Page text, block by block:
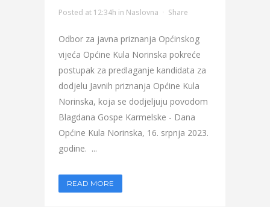
Posted at 12:34h in Naslovna Share
Odbor za javna priznanja Općinskog
vijeća Općine Kula Norinska pokreće
postupak za predlaganje kandidata za
dodjelu Javnih priznanja Općine Kula
Norinska, koja se dodjeljuju povodom
Blagdana Gospe Karmelske - Dana
Općine Kula Norinska, 16. srpnja 2023.
godine. ...
READ MORE